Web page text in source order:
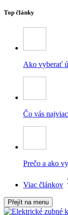
Top články
Ako vyberať
Čo vás
Prečo a ako
Viac článkov
Přejít na menu